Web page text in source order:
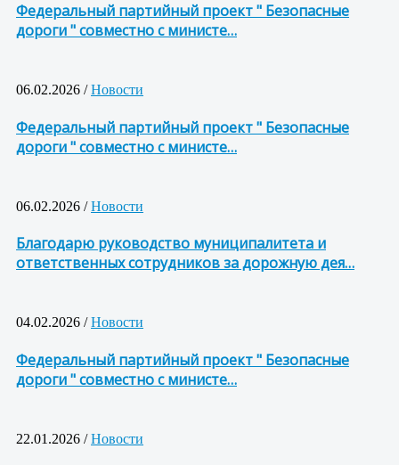
Федеральный партийный проект " Безопасные
дороги " совместно с министе…
06.02.2026 /Новости
Федеральный партийный проект " Безопасные
дороги " совместно с министе…
06.02.2026 /Новости
Благодарю руководство муниципалитета и
ответственных сотрудников за дорожную дея…
04.02.2026 /Новости
Федеральный партийный проект " Безопасные
дороги " совместно с министе…
22.01.2026 /Новости